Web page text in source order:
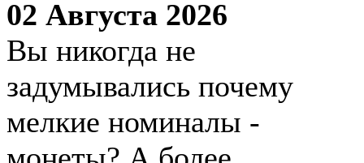
02 Августа 2026
Вы никогда не
задумывались почему
мелкие номиналы -